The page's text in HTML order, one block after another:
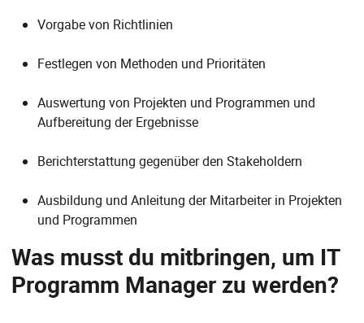
Vorgabe von Richtlinien
Festlegen von Methoden und Prioritäten
Auswertung von Projekten und Programmen und
Aufbereitung der Ergebnisse
Berichterstattung gegenüber den Stakeholdern
Ausbildung und Anleitung der Mitarbeiter in Projekten
und Programmen
Was musst du mitbringen, um IT
Programm Manager zu werden?